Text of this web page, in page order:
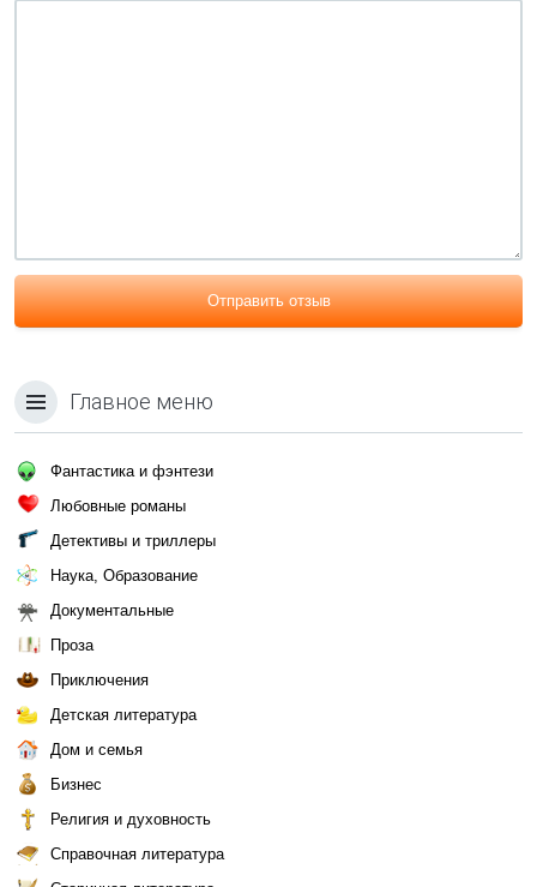
Отправить отзыв
Главное меню
Фантастика и фэнтези
Любовные романы
Детективы и триллеры
Наука, Образование
Документальные
Проза
Приключения
Детская литература
Дом и семья
Бизнес
Религия и духовность
Справочная литература